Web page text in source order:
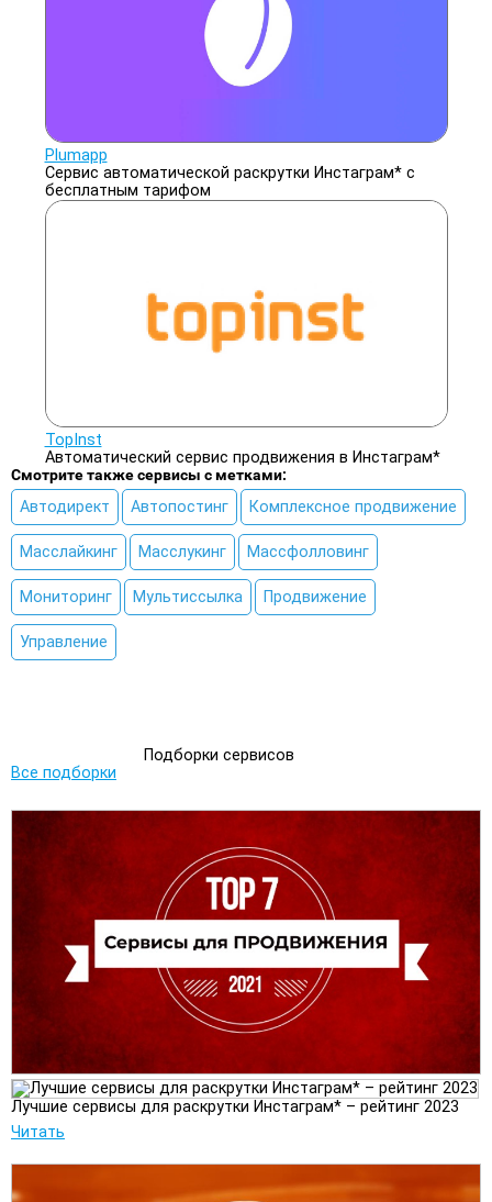
Plumapp
Сервис автоматической раскрутки Инстаграм* с
бесплатным тарифом
TopInst
Автоматический сервис продвижения в Инстаграм*
Смотрите также сервисы с метками:
Автодирект
Автопостинг Комплексное продвижение
Масслайкинг Масслукинг Массфолловинг
Мониторинг Мультиссылка Продвижение
Управление
Подборки сервисов
Все подборки
Лучшие сервисы для раскрутки Инстаграм* – рейтинг 2023
Читать